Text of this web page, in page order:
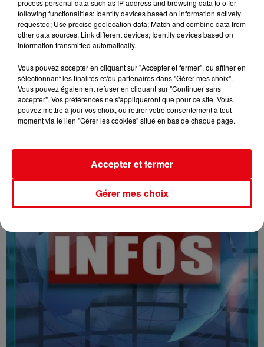
16/07/26 : LES INFORMATIONS
process personal data such as IP address and browsing data to offer
following functionalities: Identify devices based on information actively
requested; Use precise geolocation data; Match and combine data from
other data sources; Link different devices; Identify devices based on
information transmitted automatically.
Vous pouvez accepter en cliquant sur "Accepter et fermer", ou affiner en
sélectionnant les finalités et/ou partenaires dans "Gérer mes choix".
Vous pouvez également refuser en cliquant sur "Continuer sans
accepter". Vos préférences ne s'appliqueront que pour ce site. Vous
pouvez mettre à jour vos choix, ou retirer votre consentement à tout
moment via le lien "Gérer les cookies" situé en bas de chaque page.
Gérer mes choix
Accepter et fermer